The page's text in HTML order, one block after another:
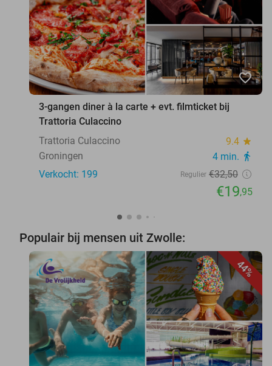
favorite_border
3-gangen diner à la carte + evt. filmticket bij
Trattoria Culaccino
Trattoria Culaccino
9.4 star
Groningen 4 min. directions_walk
Verkocht: 199 Regulier €32,50
€19,95
Populair bij mensen uit Zwolle:
44%